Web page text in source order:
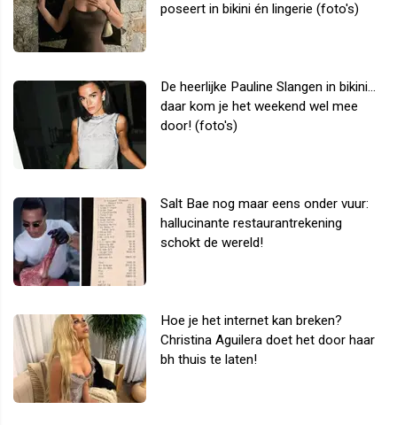
poseert in bikini én lingerie (foto's)
De heerlijke Pauline Slangen in bikini...
daar kom je het weekend wel mee
door! (foto's)
Salt Bae nog maar eens onder vuur:
hallucinante restaurantrekening
schokt de wereld!
Hoe je het internet kan breken?
Christina Aguilera doet het door haar
bh thuis te laten!